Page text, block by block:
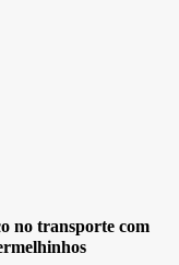
no transporte com